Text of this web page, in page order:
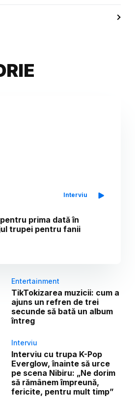
Interviu
prima dată în
trupei pentru fanii
Entertainment
TikTokizarea muzicii: cum a
ajuns un refren de trei
secunde să bată un album
întreg
Interviu
Interviu cu trupa K-Pop
Everglow, înainte să urce
pe scena Nibiru: „Ne dorim
să rămânem împreună,
fericite, pentru mult timp”